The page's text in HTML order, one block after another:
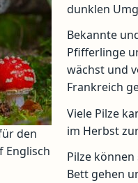
den
Englisch
dunklen
Bekannte
Pfifferlinge
wächst und
Frankreich
Viele Pilze
im Herbst
Pilze
Bett gehen